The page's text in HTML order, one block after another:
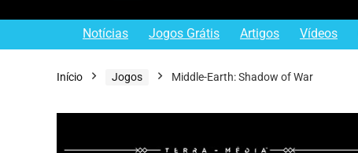
Notícias Jogos Grátis Artigos Vídeos
Início Jogos Middle-Earth: Shadow of War